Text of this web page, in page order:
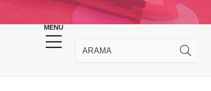
MENU
KINA DÜĞÜN MALZEMELERİ